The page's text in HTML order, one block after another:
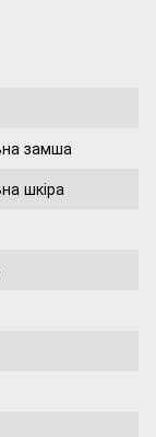
замша
шкіра